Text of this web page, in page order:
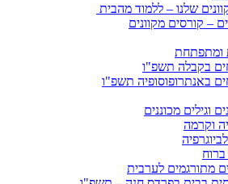
שלנו – ללמוד מהבית
– קורסים מקוונים
ומתפתחת
בקבלה תשפ"ו
באנתרופוסופיה תשפ"ו
וגילים מכוננים
וקרמה
מתורגמים לערבית